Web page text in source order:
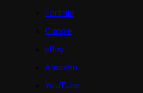
Fortnite
Google
eBay
Amazon
YouTube